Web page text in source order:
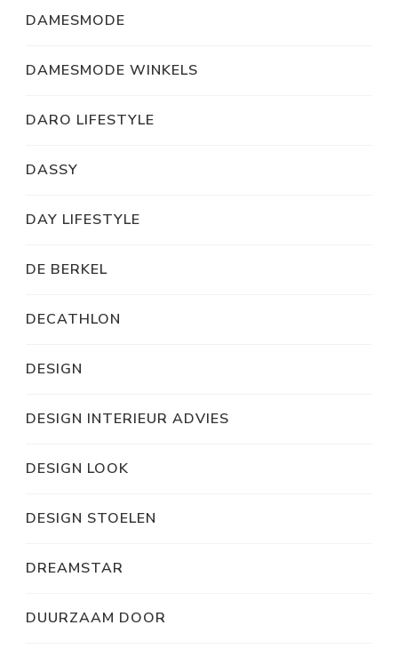
DAMESMODE
DAMESMODE WINKELS
DARO LIFESTYLE
DASSY
DAY LIFESTYLE
DE BERKEL
DECATHLON
DESIGN
DESIGN INTERIEUR ADVIES
DESIGN LOOK
DESIGN STOELEN
DREAMSTAR
DUURZAAM DOOR